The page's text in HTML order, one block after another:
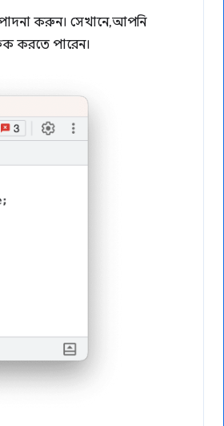
করুন। সেখানে, আপনি
করতে পারেন।